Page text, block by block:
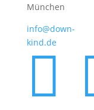
München
info@down-
kind.de
